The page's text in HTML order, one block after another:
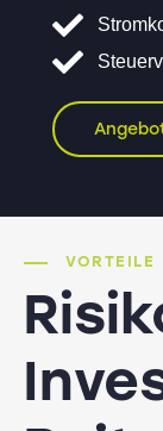
VORTEILE